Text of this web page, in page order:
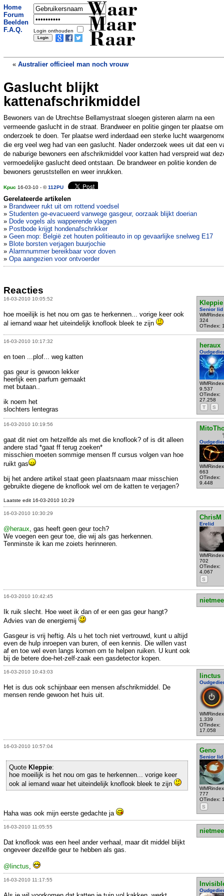
Home
Forum
Beelden
F.A.Q.
Login onthouden
Waar
Maar
Raar
« Australier officieel man noch vrouw
Vrouw omgekomen van honger tijdens
vasten
Gaslucht blijkt
kattenafschrikmiddel
Bewoners van de Utrechtse Bellamystraat sloegen gisteren alarm na een
vermeende gaslucht in de straat. Brandweer en politie gingen ter plaatse om
onderzoek te doen. Ter plaatse werd inderdaad een sterke lucht
die erg veel weg had van een gaslucht. Nader onderzoek wees uit dat een
de naburige bewoners een afschrikmiddel voor katten had verspreid wat
vermoedelijke gaslucht deed ontstaan. De brandweer en politie konden de
bewoners geruststellen en weer inrukken.
Kpuc 16-03-10 - ©112PU
Gerelateerde artikelen
» Brandweer rukt uit om rottend voedsel
» Studenten ge-evacueerd vanwege gasgeur, oorzaak blijkt doerian
» Dode vogels als wapperende vlaggen
» Postbode krijgt hondenafschrikker
» Geen mop: België zet houten politieauto in op gevaarlijke snelweg E17
» Blote borsten verjagen buurjochie
» Alarmnummer bereikbaar voor doven‎
» Opa aangezien voor ontvoerder
Reacties
16-03-2010 10:05:52
Kleppie
Senior lid
324
OTindex:
hoe moeilijk is het nou om gas te herkennen... vorige keer ook
al iemand waar het uiteindelijk knoflook bleek te zijn
16-03-2010 10:17:32
heraux
9.537
OTindex:
27.258
T
S
en toen ...plof... weg katten
gas geur is gewoon lekker
heerlijk een parfum gemaakt
met butaan..
ik noem het
slochters lentegras
16-03-2010 10:19:56
663
OTindex:
9.448
gaat dit niet om hetzelfde als met die knoflook? of is dit alleen
andere stad *gaat ff terug zoeken*
misschien moeten sommige mensen ff cursus volgen van hoe
ruikt gas
bij het andere artikel staat geen plaatsnaam maar misschien
gebruikte diegene de knoflook wel om de katten te verjagen?
Laatste edit 16-03-2010 10:29
16-03-2010 10:30:29
ChrisM
Erelid
702
OTindex:
4.067
S
@heraux , gas heeft geen geur toch?
We voegen een geur toe, die wij als gas herkennen.
Tenminste ik kan me zoiets herinneren.
16-03-2010 10:42:45
Ik ruik slecht. Hoe weet ik dan of er een gas geur hangt?
Advies van de energiemij
Gasgeur is vrij heftig. Als u het toch niet vertrouwd, kunt u altijd
even de hulp inroepen van buren, of een kennis. Die willen vast
af en toe wel even langs komen om te helpen ruiken. U kunt ook
bij de betere doe-het-zelf-zaak een gasdetector kopen.
16-03-2010 10:43:03
linctus
1.339
OTindex:
17.058
Het is dus ook schijnbaar een mensen afschrikmiddel. De
mensen rende gewoon het huis uit.
16-03-2010 10:57:04
Geno
Senior lid
777
OTindex:
S
Quote Kleppie:
hoe moeilijk is het nou om gas te herkennen... vorige keer
ook al iemand waar het uiteindelijk knoflook bleek te zijn
Haha was ook mijn eerste gedachte ja
16-03-2010 11:05:55
Dat knoflook was een heel ander verhaal, maar dit middel blijkt
ongeveer dezelfde geur te hebben als gas.
@linctus
16-03-2010 11:17:55